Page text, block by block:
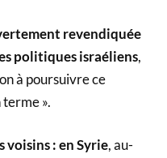
revendiquée
politiques israéliens,
à poursuivre ce
terme ».
voisins : en Syrie, au-